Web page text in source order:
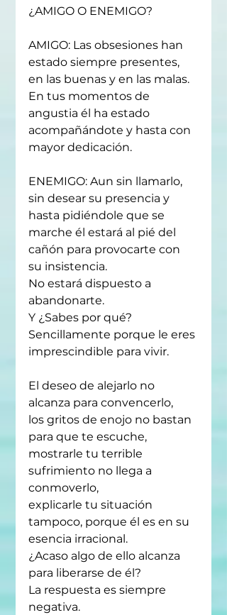
¿AMIGO O ENEMIGO?
AMIGO: Las obsesiones han
estado siempre presentes,
en las buenas y en las malas.
En tus momentos de
angustia él ha estado
acompañándote y hasta con
mayor dedicación.
ENEMIGO: Aun sin llamarlo,
sin desear su presencia y
hasta pidiéndole que se
marche él estará al pié del
cañón para provocarte con
su insistencia.
No estará dispuesto a
abandonarte.
Y ¿Sabes por qué?
Sencillamente porque le eres
imprescindible para vivir.
El deseo de alejarlo no
alcanza para convencerlo,
los gritos de enojo no bastan
para que te escuche,
mostrarle tu terrible
sufrimiento no llega a
conmoverlo,
explicarle tu situación
tampoco, porque él es en su
esencia irracional.
¿Acaso algo de ello alcanza
para liberarse de él?
La respuesta es siempre
negativa.